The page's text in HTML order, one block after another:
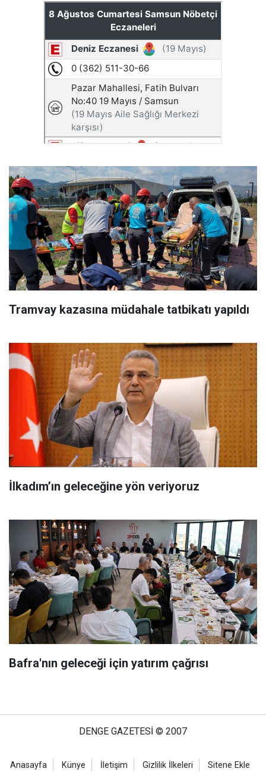
Tramvay kazasına müdahale tatbikatı yapıldı
İlkadım’ın geleceğine yön veriyoruz
Bafra'nın geleceği için yatırım çağrısı
DENGE GAZETESİ © 2007
Anasayfa Künye İletişim Gizlilik İlkeleri Sitene Ekle